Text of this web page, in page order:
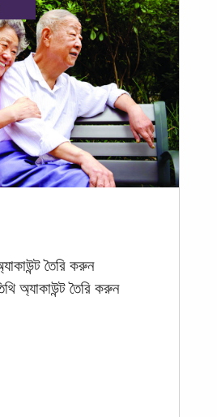
তৈরি করুন
অ্যাকাউন্ট তৈরি করুন